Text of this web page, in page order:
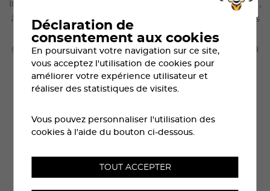
interactive et immersive dédiée au cyclisme indoor,
à la course à pied et à l’aviron. Elle constitue la plus
grande plateforme de partage de vidéos
géolocalisées, proposant les plus beaux parcours à
travers le monde. L’application se connecte à
différents équipements de fitness pour offrir une
expérience d’entraînement réaliste et immersive.
l’expérience devient réelle !
Déclaration de
consentement aux cookies
En poursuivant votre navigation sur ce site,
vous acceptez l'utilisation de cookies pour
améliorer votre expérience utilisateur et
réaliser des statistiques de visites.
Vous pouvez personnaliser l'utilisation des
cookies à l'aide du bouton ci-dessous.
TOUT ACCEPTER